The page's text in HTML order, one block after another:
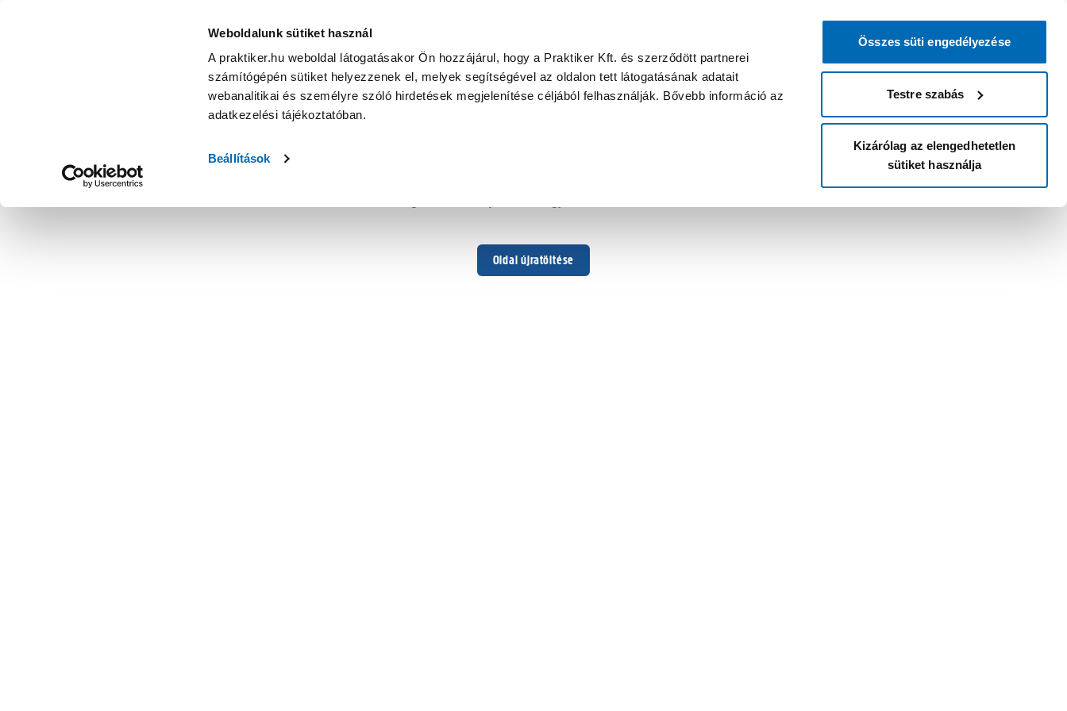
Weboldalunk sütiket használ
A praktiker.hu weboldal látogatásakor Ön hozzájárul, hogy a Praktiker Kft. és szerződött partnerei
számítógépén sütiket helyezzenek el, melyek segítségével az oldalon tett látogatásának adatait
webanalitikai és személyre szóló hirdetések megjelenítése céljából felhasználják. Bővebb információ az
adatkezelési tájékoztatóban.
Beállítások
Összes süti engedélyezése
Testre szabás
Kizárólag az elengedhetetlen
sütiket használja
Oldal újratöltése